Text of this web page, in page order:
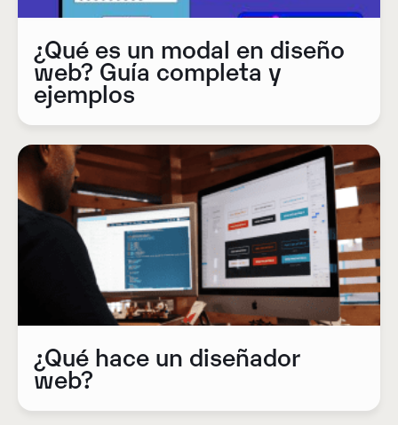
¿Qué es un modal en diseño
web? Guía completa y
ejemplos
¿Qué hace un diseñador
web?